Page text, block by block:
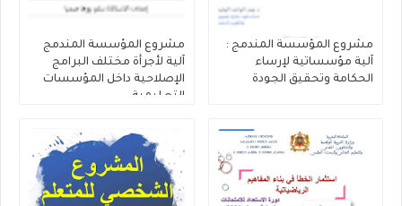
مشروع المؤسسة المندمج :
آلية مؤسساتية لإرساء
الحكامة وتحقيق الجودة
مشروع المؤسسة المندمج
آلية لأجرأة مختلف البرامج
الإصلاحية داخل المؤسسات
التعليمية